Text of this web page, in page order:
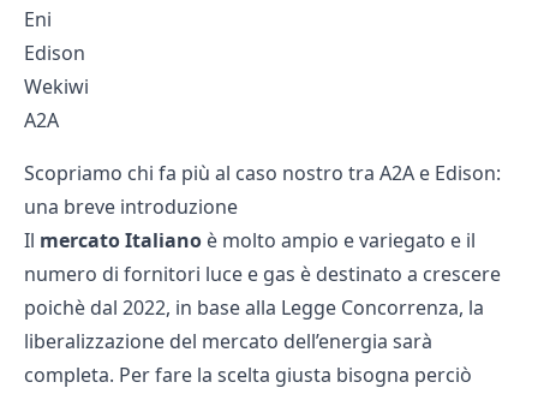
Eni
Edison
Wekiwi
A2A
Scopriamo chi fa più al caso nostro tra A2A e Edison:
una breve introduzione
Il mercato Italiano è molto ampio e variegato e il
numero di fornitori luce e gas è destinato a crescere
poichè dal 2022, in base alla Legge Concorrenza, la
liberalizzazione del mercato dell’energia sarà
completa. Per fare la scelta giusta bisogna perciò